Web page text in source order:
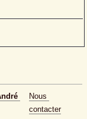
Nous
contacter